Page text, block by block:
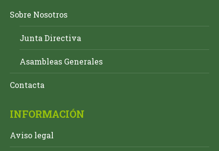
Sobre Nosotros
Junta Directiva
Asambleas Generales
Contacta
INFORMACIÓN
Aviso legal